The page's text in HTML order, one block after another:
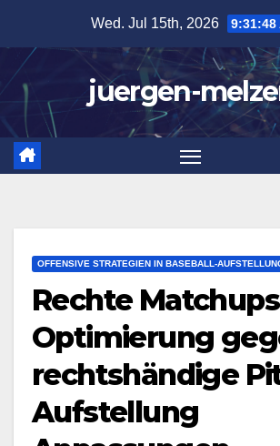
content
Wed. Jul 15th, 2026 9:31:49
juergen-
OFFENSIVE STRATEGIEN IN BASEBALL-
Rechte
Optimierung
rechtshändige
Aufstellung